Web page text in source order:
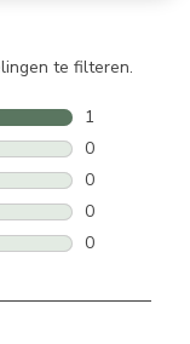
te filteren.
1
1
0
0
0
0
0
0
0